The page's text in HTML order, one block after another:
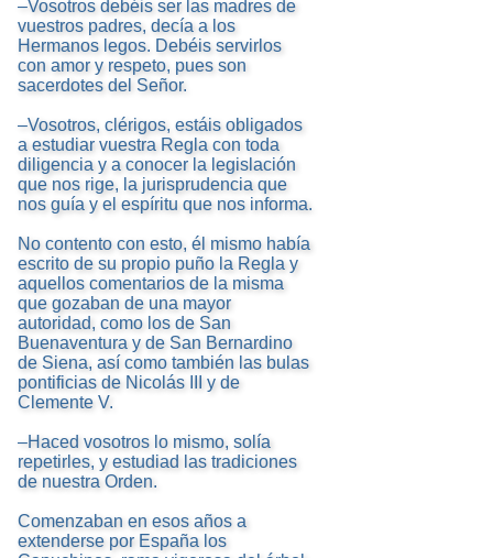
–Vosotros debéis ser las madres de
vuestros padres, decía a los
Hermanos legos. Debéis servirlos
con amor y respeto, pues son
sacerdotes del Señor.
–Vosotros, clérigos, estáis obligados
a estudiar vuestra Regla con toda
diligencia y a conocer la legislación
que nos rige, la jurisprudencia que
nos guía y el espíritu que nos informa.
No contento con esto, él mismo había
escrito de su propio puño la Regla y
aquellos comentarios de la misma
que gozaban de una mayor
autoridad, como los de San
Buenaventura y de San Bernardino
de Siena, así como también las bulas
pontificias de Nicolás III y de
Clemente V.
–Haced vosotros lo mismo, solía
repetirles, y estudiad las tradiciones
de nuestra Orden.
Comenzaban en esos años a
extenderse por España los